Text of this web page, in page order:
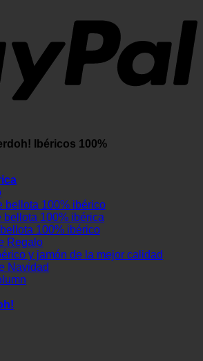
Ibéricos 100%
bellota 100% ibérico
bellota 100% ibérica
100% ibérico
Regalo
y jamón de la mejor calidad
Navidad